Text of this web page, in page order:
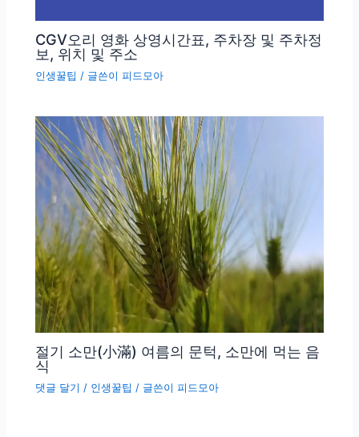
CGV오리 영화 상영시간표, 주차장 및 주차정
보, 위치 및 주소
인생꿀팁 / 글쓴이피드모아
절기 소만(小滿) 여름의 문턱, 소만에 먹는 음
식
댓글 달기 / 인생꿀팁 / 글쓴이피드모아